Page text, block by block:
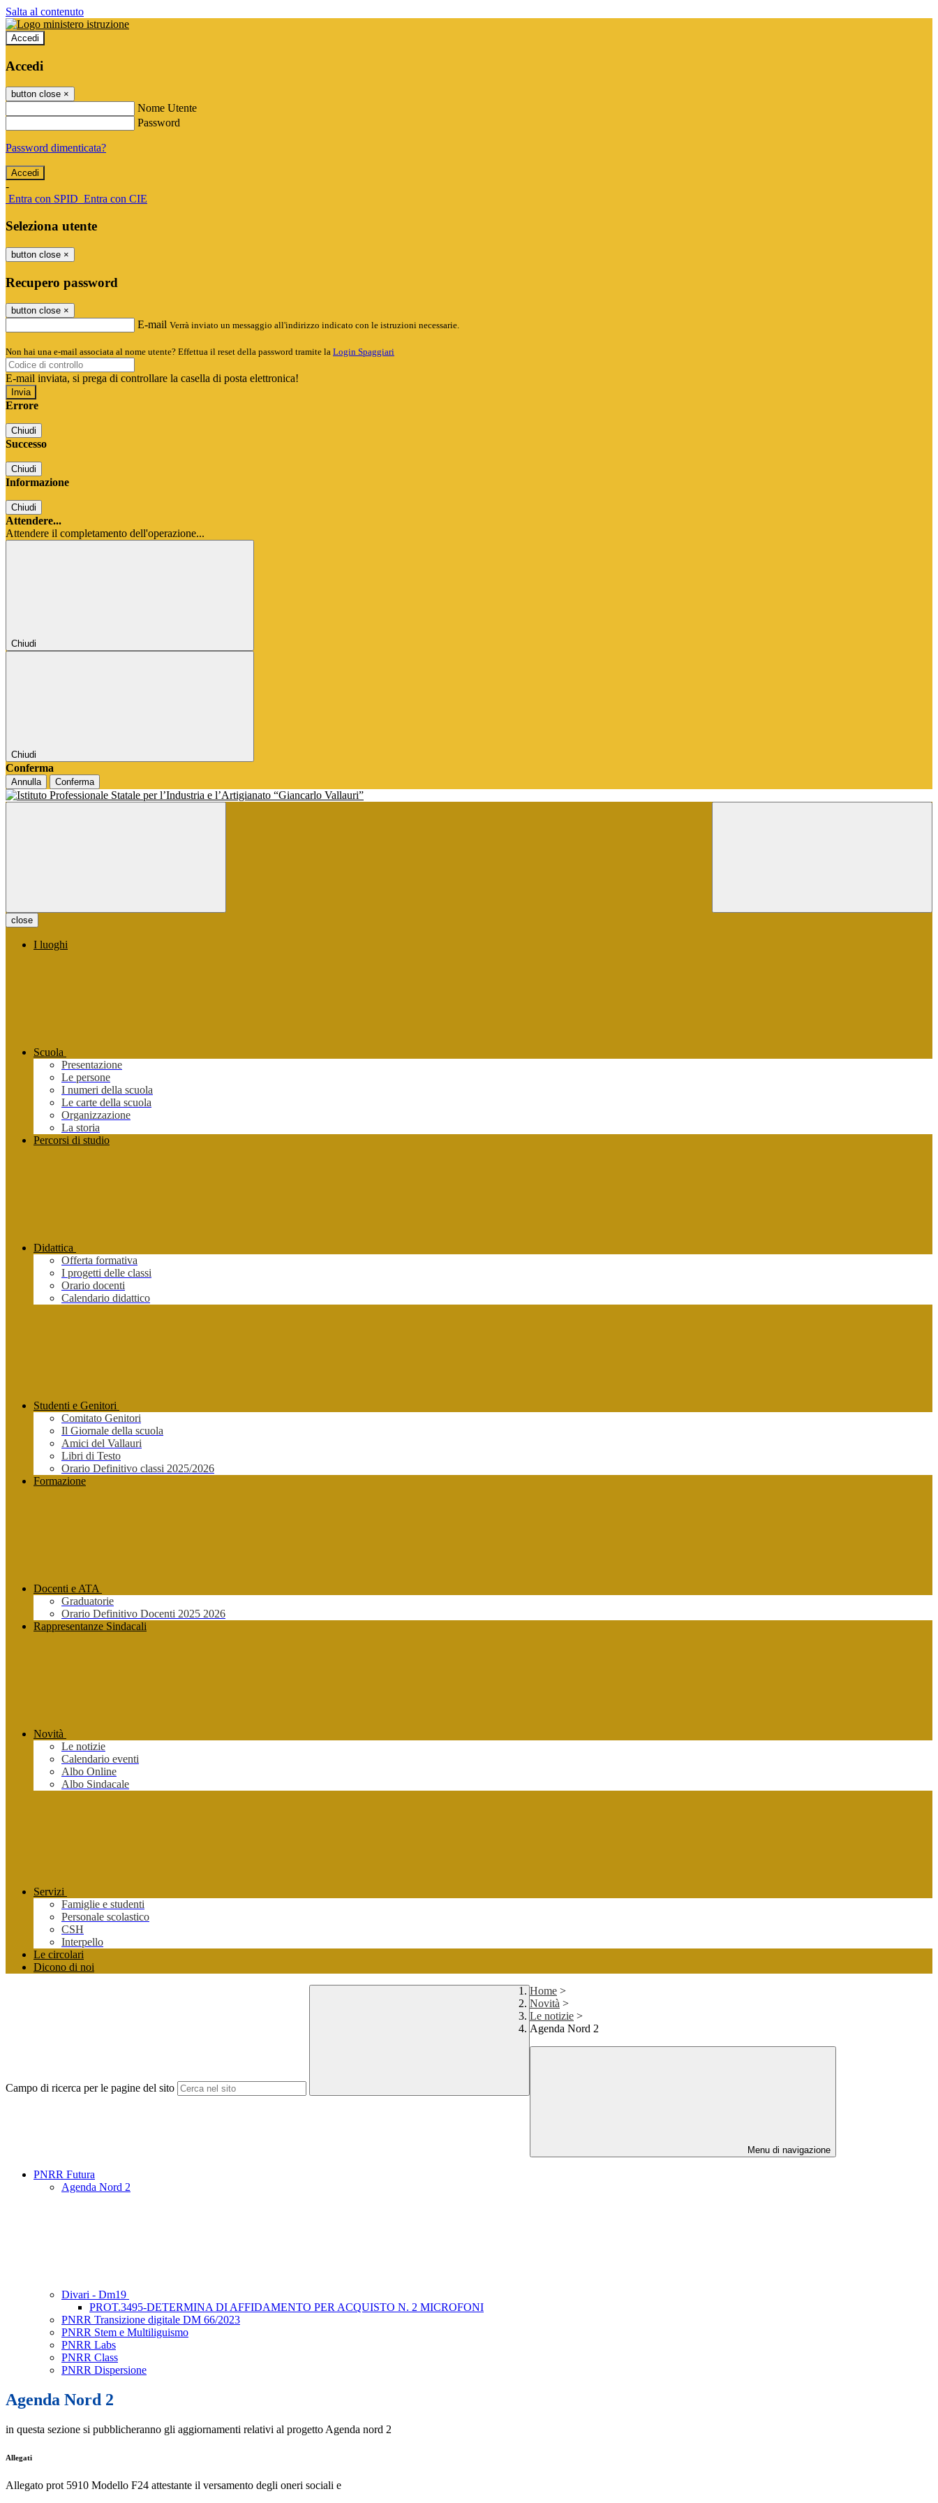
Salta al contenuto
Accedi
Accedi
button close ×
Nome Utente
Password
Password dimenticata?
-
Entra con SPID Entra con CIE
Seleziona utente
button close ×
Recupero password
button close ×
E-mail Verrà inviato un messaggio all'indirizzo indicato con le istruzioni necessarie.
Non hai una e-mail associata al nome utente? Effettua il reset della password tramite la Login Spaggiari
E-mail inviata, si prega di controllare la casella di posta elettronica!
Errore
Chiudi
Successo
Chiudi
Informazione
Chiudi
Attendere...
Attendere il completamento dell'operazione...
Chiudi
Chiudi
Conferma
Annulla Conferma
close
I luoghi
Scuola
Presentazione
Le persone
I numeri della scuola
Le carte della scuola
Organizzazione
La storia
Percorsi di studio
Didattica
Offerta formativa
I progetti delle classi
Orario docenti
Calendario didattico
Studenti e Genitori
Comitato Genitori
Il Giornale della scuola
Amici del Vallauri
Libri di Testo
Orario Definitivo classi 2025/2026
Formazione
Docenti e ATA
Graduatorie
Orario Definitivo Docenti 2025 2026
Rappresentanze Sindacali
Novità
Le notizie
Calendario eventi
Albo Online
Albo Sindacale
Servizi
Famiglie e studenti
Personale scolastico
CSH
Interpello
Le circolari
Dicono di noi
Campo di ricerca per le pagine del sito
Home >
Novità >
Le notizie >
Agenda Nord 2
Menu di navigazione
PNRR Futura
Agenda Nord 2
Divari - Dm19
PROT.3495-DETERMINA DI AFFIDAMENTO PER ACQUISTO N. 2 MICROFONI
PNRR Transizione digitale DM 66/2023
PNRR Stem e Multiliguismo
PNRR Labs
PNRR Class
PNRR Dispersione
Agenda Nord 2
in questa sezione si pubblicheranno gli aggiornamenti relativi al progetto Agenda nord 2
Allegati
Allegato prot 5910 Modello F24 attestante il versamento degli oneri sociali e